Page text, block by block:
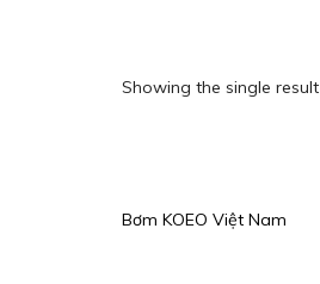
Showing the single result
Bơm KOEO Việt Nam